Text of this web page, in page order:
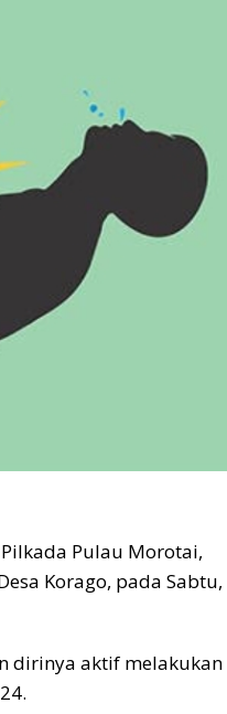
Pulau Morotai,
Korago, pada Sabtu,
dirinya aktif melakukan